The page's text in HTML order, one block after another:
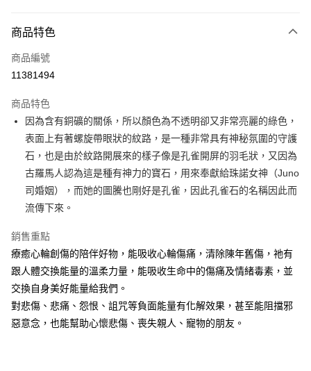
信用卡一次付款
超商取貨付款
Apple Pay
街口支付
悠遊付
ATM付款
全家取貨付款
每筆NT$80，滿NT$3,000(含以上)免運費
7-11取貨付款
商品特色
商品編號
11381494
商品特色
因為含有銅礦的關係，所以顏色為不透明卻又非常亮麗的綠色，
表面上有著螺旋帶眼狀的紋路，是一種非常具有神秘氛圍的守護
石，也是由於紋路開展來的樣子像是孔雀開屏的羽毛狀，又因為
古羅馬人認為這是種有神力的寶石，用來奉獻給珠諾女神（Juno
司婚姻），而她的圖騰也剛好是孔雀，因此孔雀石的名稱因此而
流傳下來。
銷售重點
療癒心輪創傷的陪伴好物，能吸收心輪傷痛，清除陳年舊傷，祂有
跟人體交換能量的溫柔力量，能吸收生命中的傷痛及情緒毒素，並
交換自身美好能量給我們。
對悲傷、悲痛、怨恨、詛咒等負面能量有化解效果，甚至能阻擋邪
惡意念，也能幫助心懷悲傷、喪失親人、寵物的朋友。